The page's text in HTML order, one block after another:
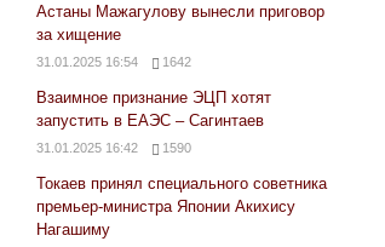
Астаны Мажагулову вынесли приговор
за хищение
31.01.2025 16:54 1642
Взаимное признание ЭЦП хотят
запустить в ЕАЭС – Сагинтаев
31.01.2025 16:42 1590
Токаев принял специального советника
премьер-министра Японии Акихису
Нагашиму